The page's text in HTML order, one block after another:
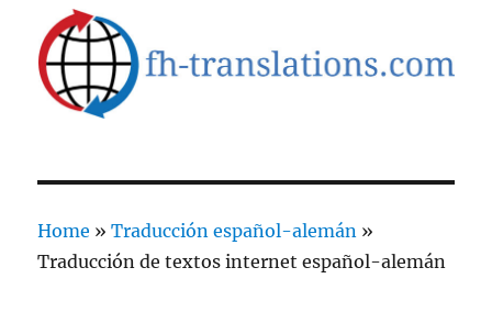
Home »Traducción español-alemán »
Traducción de textos internet español-alemán